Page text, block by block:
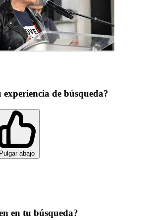
de búsqueda?
Pulgar abajo
en tu búsqueda?